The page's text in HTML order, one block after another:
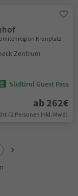
Kronplatz
Zentrum
Südtirol Guest Pass
ab 262€
/ 2 Personen Inkl. MwSt.